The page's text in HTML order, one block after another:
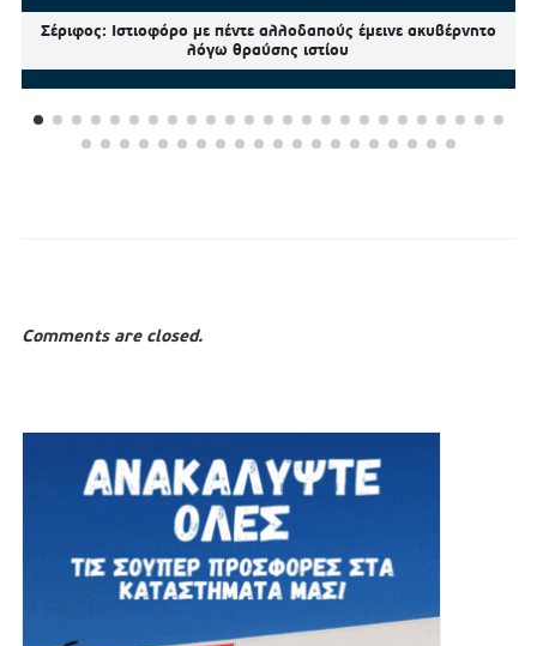
Σέριφος: Ιστιοφόρο με πέντε αλλοδαπούς έμεινε ακυβέρνητο
λόγω θραύσης ιστίου
Comments are closed.